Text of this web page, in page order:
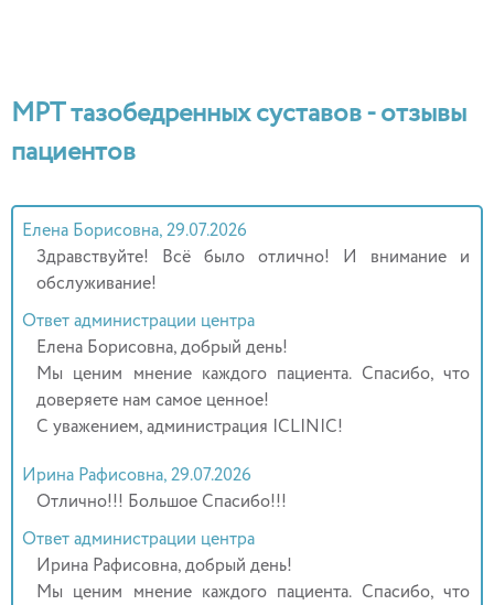
МРТ тазобедренных суставов - отзывы
пациентов
Елена Борисовна, 29.07.2026
Здравствуйте! Всё было отлично! И внимание и
обслуживание!
Ответ администрации центра
Елена Борисовна, добрый день!
Мы ценим мнение каждого пациента. Спасибо, что
доверяете нам самое ценное!
С уважением, администрация ICLINIC!
Ирина Рафисовна, 29.07.2026
Отлично!!! Большое Спасибо!!!
Ответ администрации центра
Ирина Рафисовна, добрый день!
Мы ценим мнение каждого пациента. Спасибо, что